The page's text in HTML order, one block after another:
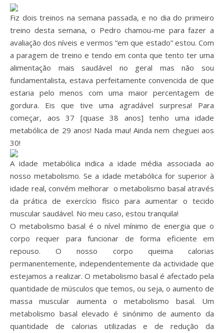
Fiz dois treinos na semana passada, e no dia do primeiro
treino desta semana, o Pedro chamou-me para fazer a
avaliação dos níveis e vermos “em que estado” estou. Com
a paragem de treino e tendo em conta que tento ter uma
alimentação mais saudável no geral mas não sou
fundamentalista, estava perfeitamente convencida de que
estaria pelo menos com uma maior percentagem de
gordura. Eis que tive uma agradável surpresa! Para
começar, aos 37 [quase 38 anos] tenho uma idade
metabólica de 29 anos! Nada mau! Ainda nem cheguei aos
30!
A idade metabólica indica a idade média associada ao
nosso metabolismo. Se a idade metabólica for superior à
idade real, convém melhorar o metabolismo basal através
da prática de exercício físico para aumentar o tecido
muscular saudável. No meu caso, estou tranquila!
O metabolismo basal é o nível mínimo de energia que o
corpo requer para funcionar de forma eficiente em
repouso. O nosso corpo queima calorias
permanentemente, independentemente da actividade que
estejamos a realizar. O metabolismo basal é afectado pela
quantidade de músculos que temos, ou seja, o aumento de
massa muscular aumenta o metabolismo basal. Um
metabolismo basal elevado é sinónimo de aumento da
quantidade de calorias utilizadas e de redução da